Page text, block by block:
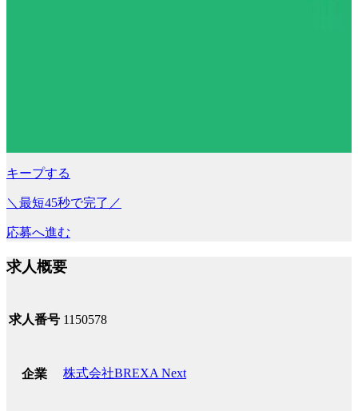
キープする
＼最短45秒で完了／
応募へ進む
求人概要
求人番号 1150578
企業 株式会社BREXA Next